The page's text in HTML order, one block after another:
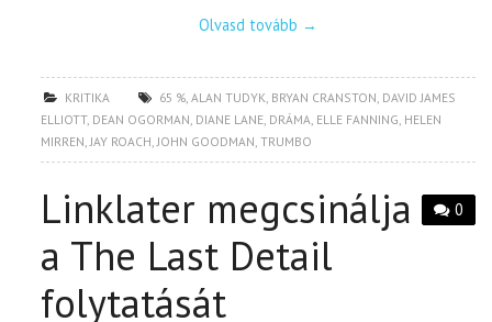
Olvasd tovább →
KRITIKA 65 %,ALAN TUDYK, BRYAN CRANSTON, DAVID JAMES
ELLIOTT, DEAN OGORMAN, DIANE LANE, DRÁMA, ELLE FANNING, HELEN
MIRREN,JAY ROACH,JOHN GOODMAN,TRUMBO
0
Linklater megcsinálja
a The Last Detail
folytatását